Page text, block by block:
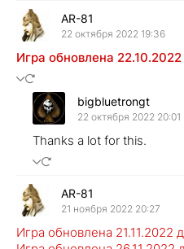
AR-81
22 октября 2022 19:36
Игра обновлена
bigbluetrongt
22 октября 2022 20:01
Thanks a lot for this.
AR-81
21 ноября 2022 20:27
Игра обновлена 21.11.2022